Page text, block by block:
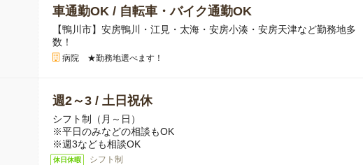
車通勤OK / 自転車・バイク通勤OK
【鴨川市】安房鴨川・江見・太海・安房小湊・安房天津など勤務地多
数！
病院 ★勤務地選べます！
週2～3 / 土日祝休
シフト制（月～日）
※平日のみなどの相談もOK
※週3なども相談OK
休日休暇 シフト制